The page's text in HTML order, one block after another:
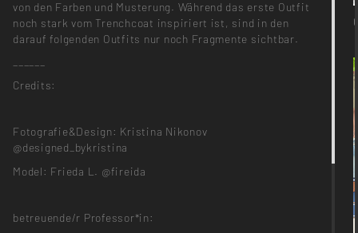
von den Farben und Musterung. Während das erste Outfit
noch stark vom Trenchcoat inspiriert ist, sind in den
darauf folgenden Outfits nur noch Fragmente sichtbar.
Credits:
Fotografie&Design: Kristina Nikonov
@designed_bykristina
Model: Frieda L. @fireida
betreuende/r Professor*in: